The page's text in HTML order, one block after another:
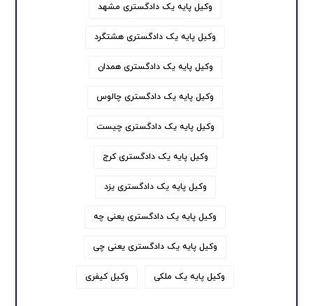
وکیل پایه یک دادگستری مشهد
وکیل پایه یک دادگستری هشتگرد
وکیل پایه یک دادگستری همدان
وکیل پایه یک دادگستری چالوس
وکیل پایه یک دادگستری چیست
وکیل پایه یک دادگستری کرج
وکیل پایه یک دادگستری یزد
وکیل پایه یک دادگستری یعنی چه
وکیل پایه یک دادگستری یعنی چی
وکیل پایه یک ملکی وکیل کیفری